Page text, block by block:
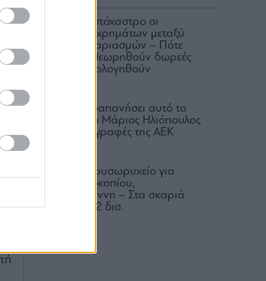
ΑΑΔΕ: Στο στόχαστρο οι
μεταφορές χρημάτων μεταξύ
κοινών λογαριασμών – Πότε
μπορεί να θεωρηθούν δωρεές
και να φορολογηθούν
Πόσα έχει δαπανήσει αυτό το
καλοκαίρι ο Μάριος Ηλιόπουλος
για τις μεταγραφές της ΑΕΚ
Μαρίνες: Χρυσωρυχείο για
Λάτση, Προκοπίου,
Βαρδινογιάννη – Στα σκαριά
επενδύσεις 2 δισ.